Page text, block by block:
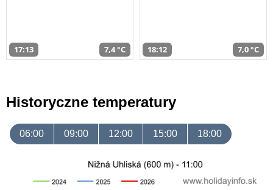
17:13 7,4 °C 18:12 7,0 °C
Historyczne temperatury
06:00 09:00 12:00 15:00 18:00